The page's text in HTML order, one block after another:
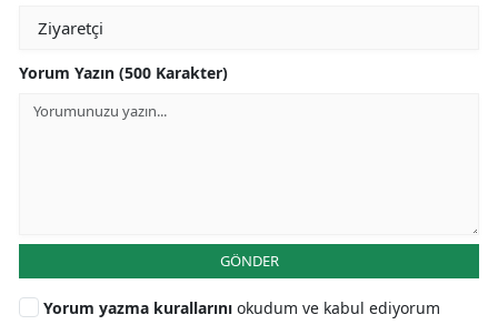
Yorum Yazın (500 Karakter)
GÖNDER
Yorum yazma kurallarını okudum ve kabul ediyorum